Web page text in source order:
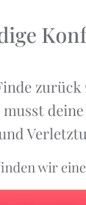
zurück
musst
wir